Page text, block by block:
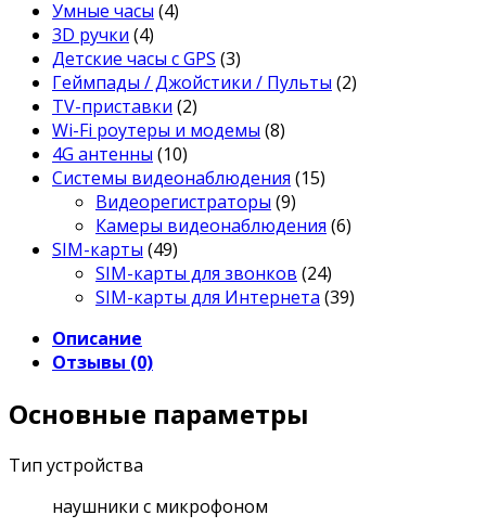
Умные часы (4)
3D ручки (4)
Детские часы с GPS (3)
Геймпады / Джойстики / Пульты (2)
TV-приставки (2)
Wi-Fi роутеры и модемы (8)
4G антенны (10)
Системы видеонаблюдения (15)
Видеорегистраторы (9)
Камеры видеонаблюдения (6)
SIM-карты (49)
SIM-карты для звонков (24)
SIM-карты для Интернета (39)
Описание
Отзывы (0)
Основные параметры
Тип устройства
наушники с микрофоном